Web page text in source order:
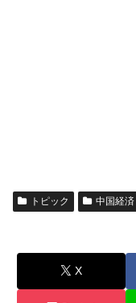
Fact1 セレクトセ
トピック 中国経済
X